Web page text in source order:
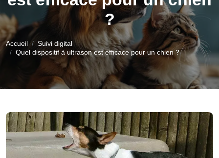
?
Accueil
Suivi digital
Quel dispositif à ultrason est efficace pour un chien ?